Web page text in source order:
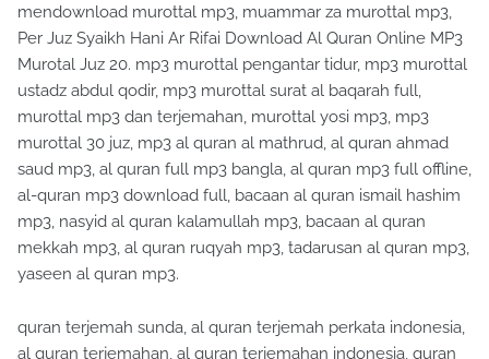
mendownload murottal mp3, muammar za murottal mp3,
Per Juz Syaikh Hani Ar Rifai Download Al Quran Online MP3
Murotal Juz 20. mp3 murottal pengantar tidur, mp3 murottal
ustadz abdul qodir, mp3 murottal surat al baqarah full,
murottal mp3 dan terjemahan, murottal yosi mp3, mp3
murottal 30 juz, mp3 al quran al mathrud, al quran ahmad
saud mp3, al quran full mp3 bangla, al quran mp3 full offline,
al-quran mp3 download full, bacaan al quran ismail hashim
mp3, nasyid al quran kalamullah mp3, bacaan al quran
mekkah mp3, al quran ruqyah mp3, tadarusan al quran mp3,
yaseen al quran mp3.
quran terjemah sunda, al quran terjemah perkata indonesia,
al quran terjemahan, al quran terjemahan indonesia, quran